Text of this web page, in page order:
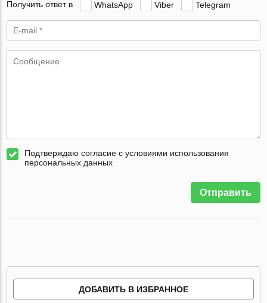
Получить ответ в WhatsApp Viber Telegram
Подтверждаю согласие с условиями использования
персональных данных
Отправить
ДОБАВИТЬ В ИЗБРАННОЕ